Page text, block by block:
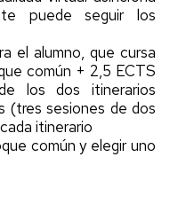
puede seguir los
el alumno, que cursa
común + 2,5 ECTS
los dos itinerarios
(tres sesiones de dos
itinerario
común y elegir uno